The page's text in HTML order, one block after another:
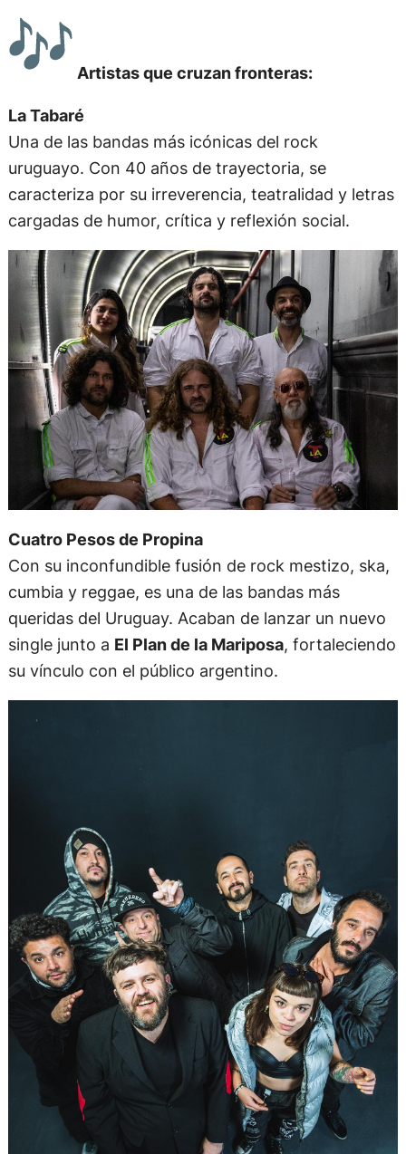
potencia creativa de la música uruguaya actual.
Artistas que cruzan fronteras:
Una de las bandas más icónicas del rock
uruguayo. Con 40 años de trayectoria, se
cargadas de humor, crítica y reflexión social.
Cuatro Pesos de Propina
Con su inconfundible fusión de rock mestizo, ska,
cumbia y reggae, es una de las bandas más
queridas del Uruguay. Acaban de lanzar un nuevo
su vínculo con el público argentino.